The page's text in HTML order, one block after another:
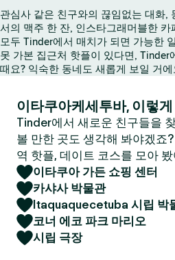
관심사 같은 친구와의 끊임없는 대화,
서의 맥주 한 잔, 인스타그래머블한
모두 Tinder에서 매치가 되면 가능한
못 가본 집근처 핫플이 있다면, Tinder
때요? 익숙한 동네도 새롭게 보일 거에
이타쿠아케세투바, 이렇
Tinder에서 새로운 친구들을
볼 만한 곳도 생각해 봐야겠죠
역 핫플, 데이트 코스를 모아
이타쿠아 가든 쇼핑 센터
카샤사 박물관
Itaquaquecetuba 시립 박
코너 에코 파크 마리오
시립 극장